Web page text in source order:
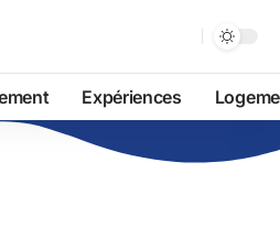
Expériences